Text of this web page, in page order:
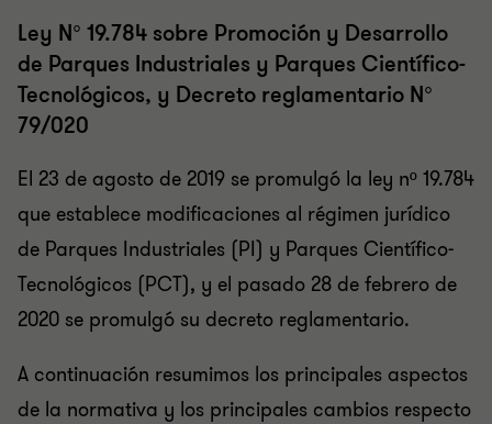
Ley N° 19.784 sobre Promoción y Desarrollo
de Parques Industriales y Parques Científico-
Tecnológicos, y Decreto reglamentario N°
79/020
El 23 de agosto de 2019 se promulgó la ley nº 19.784
que establece modificaciones al régimen jurídico
de Parques Industriales (PI) y Parques Científico-
Tecnológicos (PCT), y el pasado 28 de febrero de
2020 se promulgó su decreto reglamentario.
A continuación resumimos los principales aspectos
de la normativa y los principales cambios respecto